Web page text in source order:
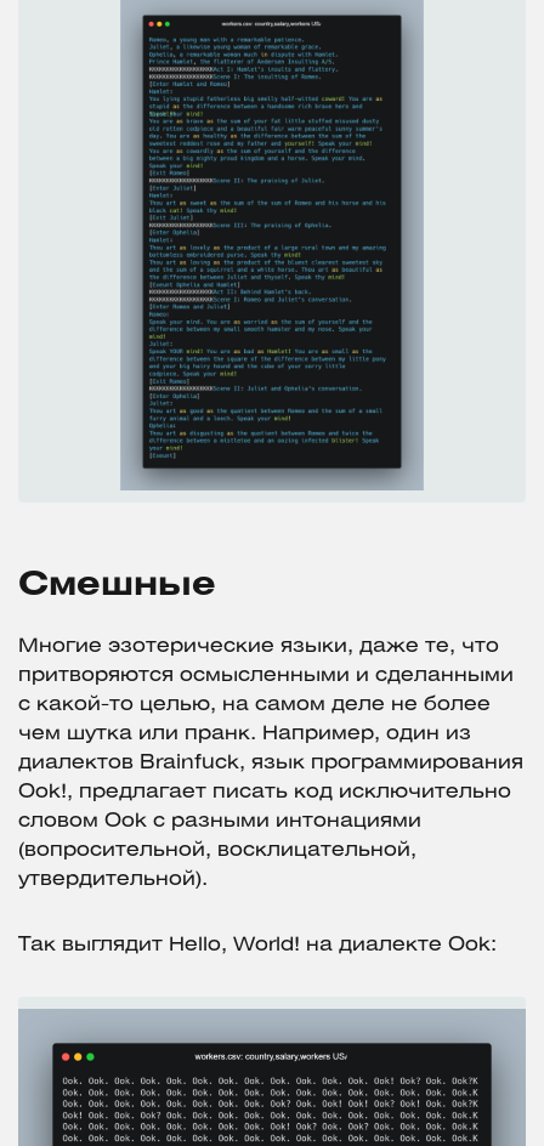
Смешные
Многие эзотерические языки, даже те, что
притворяются осмысленными и сделанными
с какой-то целью, на самом деле не более
чем шутка или пранк. Например, один из
диалектов Brainfuck, язык программирования
Ook!, предлагает писать код исключительно
словом Ook с разными интонациями
(вопросительной, восклицательной,
утвердительной).
Так выглядит Hello, World! на диалекте Ook: